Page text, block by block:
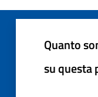
Quanto
su questa